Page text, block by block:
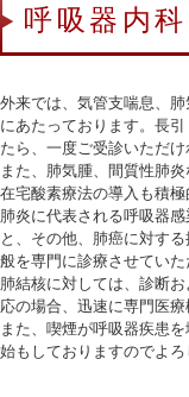
呼吸器内
外来では、気管支喘息、
にあたっております。長
たら、一度ご受診いただけ
また、肺気腫、間質性肺
在宅酸素療法の導入も積極
肺炎に代表される呼吸器
と、その他、肺癌に対す
般を専門に診療させていた
肺結核に対しては、診断
応の場合、迅速に専門医
また、喫煙が呼吸器疾患
始もしておりますのでよろ